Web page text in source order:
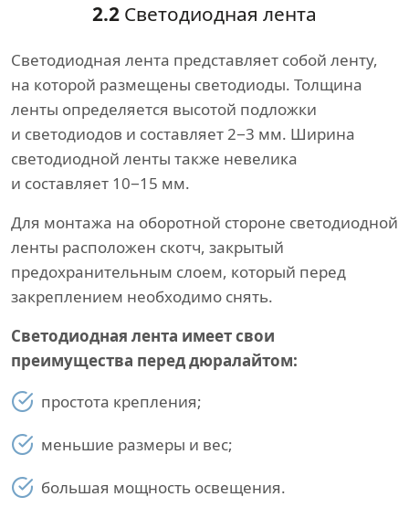
2.2 Светодиодная лента
Светодиодная лента представляет собой ленту,
на которой размещены светодиоды. Толщина
ленты определяется высотой подложки
и светодиодов и составляет 2−3 мм. Ширина
светодиодной ленты также невелика
и составляет 10−15 мм.
Для монтажа на оборотной стороне светодиодной
ленты расположен скотч, закрытый
предохранительным слоем, который перед
закреплением необходимо снять.
Светодиодная лента имеет свои
преимущества перед дюралайтом:
простота крепления;
меньшие размеры и вес;
большая мощность освещения.